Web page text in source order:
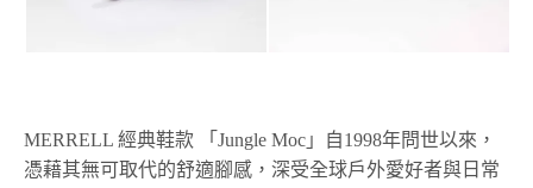
MERRELL 經典鞋款 「Jungle Moc」自1998年問世以來，
憑藉其無可取代的舒適腳感，深受全球戶外愛好者與日常